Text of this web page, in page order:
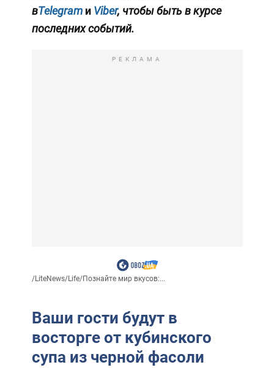
вTelegramи Viber, чтобы быть в курсе
последних событий.
РЕКЛАМА
/LiteNews/Life/Познайте мир вкусов:...
Ваши гости будут в
восторге от кубинского
супа из черной фасоли